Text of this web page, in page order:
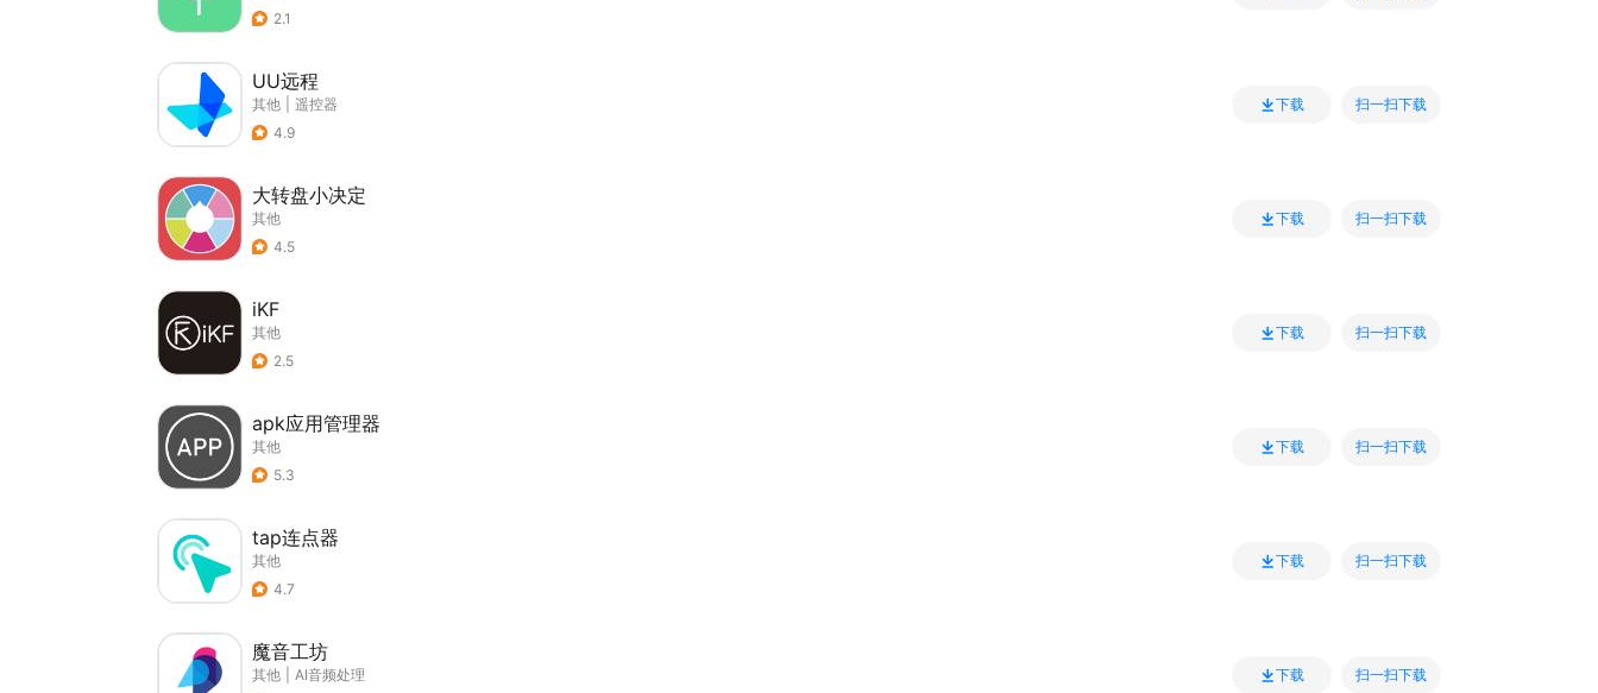
2.1
UU远程
其他
遥控器
4.9
下载 扫一扫下载
大转盘小决定
其他
4.5
下载 扫一扫下载
iKF
其他
2.5
下载 扫一扫下载
apk应用管理器
其他
5.3
下载 扫一扫下载
tap连点器
其他
4.7
下载 扫一扫下载
魔音工坊
其他
AI音频处理
下载 扫一扫下载